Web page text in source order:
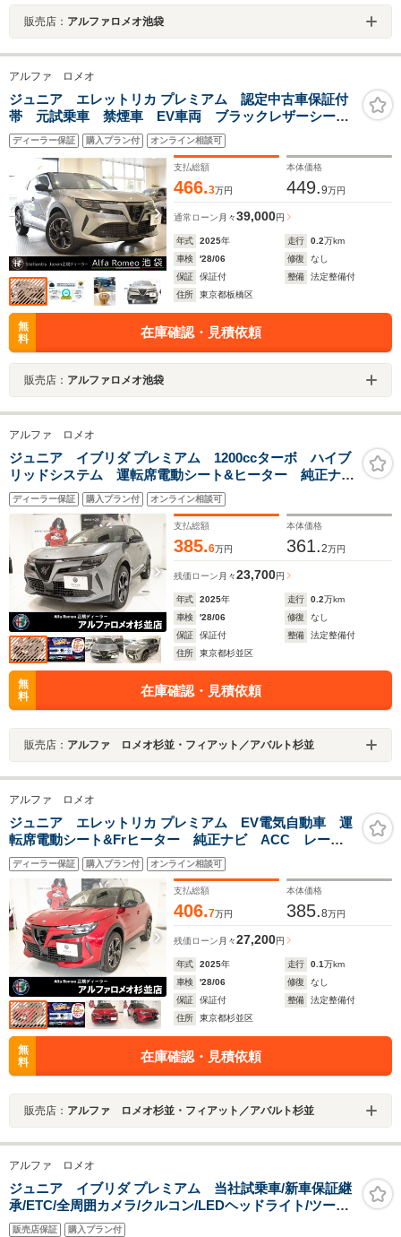
販売店： アルファロメオ池袋
アルファ ロメオ
ジュニア エレットリカ プレミアム 認定中古車保証付
帯 元試乗車 禁煙車 EV車両 ブラックレザーシー
ト シートヒーター 電動パワーシート アダプティブ
クルーズコントロール アップルカープレイ対応 アン
ドロイドオート対応 バックカメラ付
ディーラー保証 購入プラン付 オンライン相談可
支払総額
466.3万円
本体価格
449.9万円
通常ローン 月々39,000円
年式 2025年 走行 0.2万km
車検
'28/06 修復
なし
保証
保証付 整備
法定整備付
住所
東京都板橋区
無
料
在庫確認・見積依頼
販売店： アルファロメオ池袋
アルファ ロメオ
ジュニア イブリダ プレミアム 1200ccターボ ハイブ
リッドシステム 運転席電動シート&ヒーター 純正ナ
ビ ACC レーンキープ 衝突被害軽減 LEDライト
パドルシフト パワーバックドア ワイヤレスチャー
ジ 純正18インチアルミ
ディーラー保証 購入プラン付 オンライン相談可
支払総額
385.6万円
本体価格
361.2万円
残価ローン 月々23,700円
年式 2025年 走行 0.2万km
車検
'28/06 修復
なし
保証
保証付 整備
法定整備付
住所
東京都杉並区
無
料
在庫確認・見積依頼
販売店： アルファ ロメオ杉並・フィアット／アバルト杉並
アルファ ロメオ
ジュニア エレットリカ プレミアム EV電気自動車 運
転席電動シート&Frヒーター 純正ナビ ACC レーン
キープ 衝突被害軽減 LEDライト パワーバックド
ア ワイヤレスチャージ 純正18インチアルミ
ディーラー保証 購入プラン付 オンライン相談可
支払総額
406.7万円
本体価格
385.8万円
残価ローン 月々27,200円
年式 2025年 走行 0.1万km
車検
'28/06 修復
なし
保証
保証付 整備
法定整備付
住所
東京都杉並区
無
料
在庫確認・見積依頼
販売店： アルファ ロメオ杉並・フィアット／アバルト杉並
アルファ ロメオ
ジュニア イブリダ プレミアム 当社試乗車/新車保証継
承/ETC/全周囲カメラ/クルコン/LEDヘッドライト/ツート
ンカラー/パドルシフト/1.2ターボ+ハイブリッド
販売店保証 購入プラン付